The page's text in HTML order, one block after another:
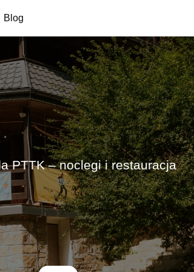
Blog
PTTK – noclegi i restauracja